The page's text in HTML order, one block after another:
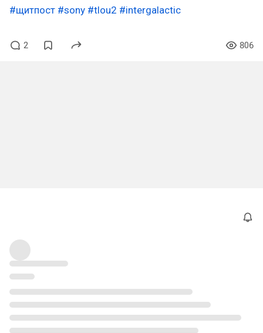
#щитпост #sony #tlou2 #intergalactic
2 806